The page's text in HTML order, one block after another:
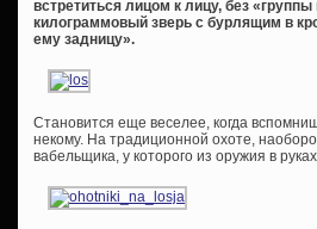
встретиться лицом к лицу, без
килограммовый зверь с бурлящим в
ему задницу».
Становится еще веселее, когда
некому. На традиционной охоте,
вабельщика, у которого из оружия в